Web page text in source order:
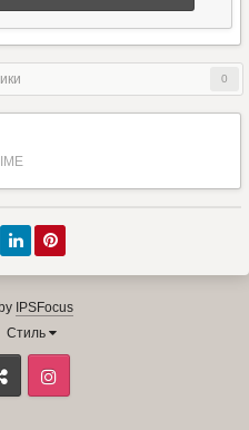
0
by IPSFocus
Стиль
ВКонтакте